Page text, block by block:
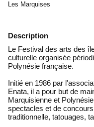
Les Marquises
Description
Le Festival des arts des
culturelle organisée
Polynésie française.
Initié en 1986 par
Enata, il a pour but de
Marquisienne et
spectacles et de
traditionnelle, tatouages,